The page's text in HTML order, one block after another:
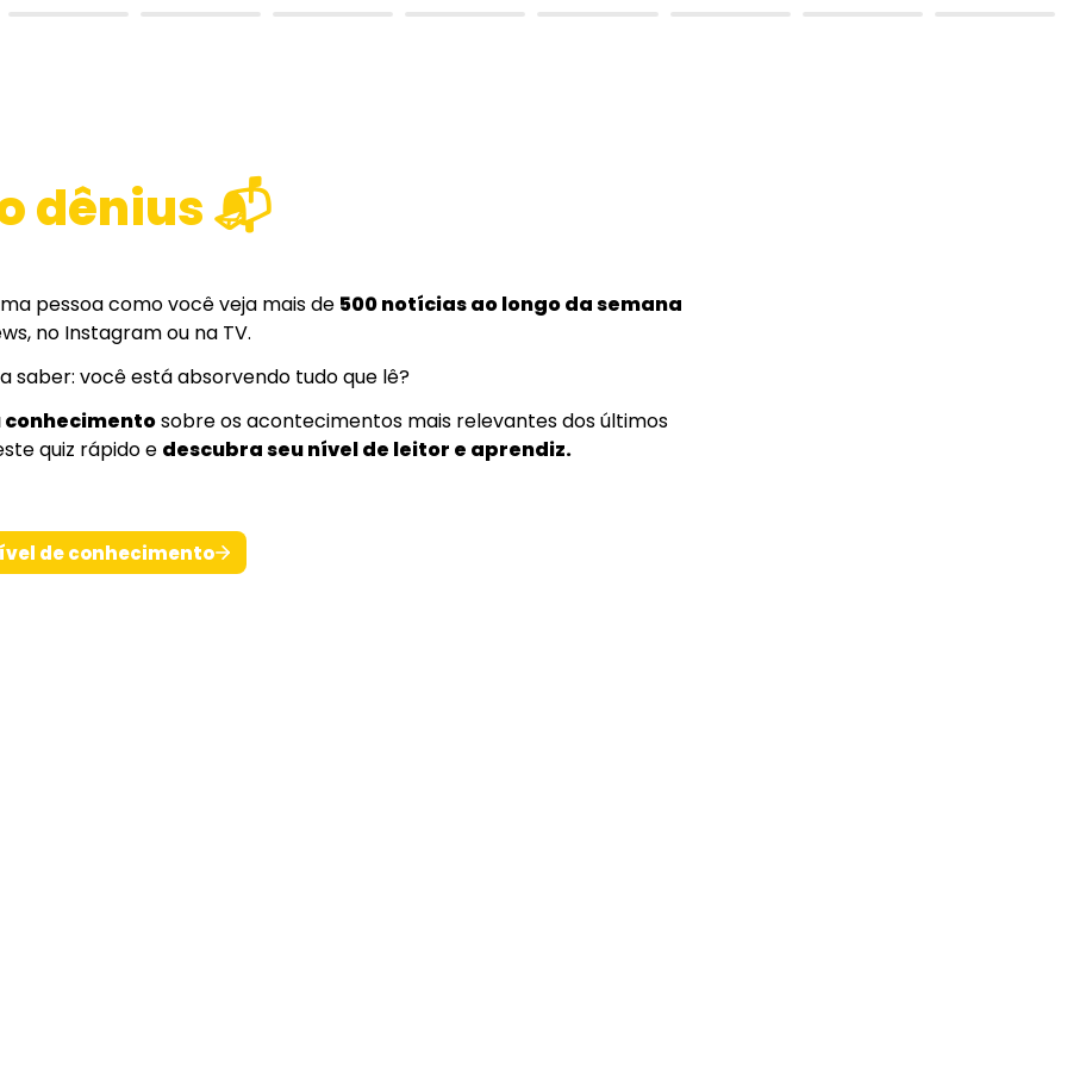
dênius 📬
pessoa como você veja mais de 500 notícias ao longo da semana
no Instagram ou na TV.
saber: você está absorvendo tudo que lê?
conhecimento sobre os acontecimentos mais relevantes dos últimos
quiz rápido e descubra seu nível de leitor e aprendiz.
de conhecimento